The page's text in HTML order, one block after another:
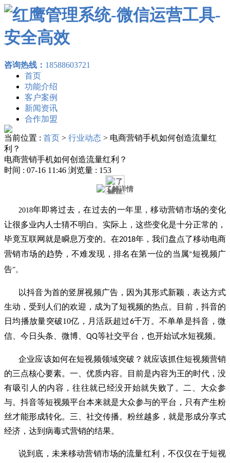
咨询热线： 18588603721
首页
功能介绍
客户案例
新闻资讯
合作加盟
当前位置 : 首页 > 行业动态 > 电商营销手机如何创造流量红
利？
电商营销手机如何创造流量红利？
时间 : 07-16 11:46 浏览量 : 153
2018年即将过去，在过去的一年里，移动营销市场的变化
让很多业内人士猜不明白。实际上，这些变化是十分正常的，
毕竟互联网就是瞬息万变的。在2018年，我们盘点了移动电商
营销市场的趋势，不难发现，排名在第一位的当属”短视频广
告”。
以抖音为首的竖屏视频广告，因为其形式新颖，表达方式
生动，受到人们的欢迎，成为了短视频的热点。目前，抖音的
日均播放量突破10亿，月活跃超过6千万。不单单是抖音，微
信、今日头条、微博、 QQ等社交平台，也开始试水短视频。
企业应该如何在短视频领域突破？就应该抓住短视频营销
的三点核心要素。一、优质内容。目前是内容为王的时代，没
有吸引人的内容，往往就已经没开始就失败了。二、大众参
与。抖音等短视频平台本来就是大众参与的平台，只有产生粉
丝才能形成转化。三、社交传播。粉丝越多，就是形成分享式
经济，达到病毒式营销的结果。
说到底，未来移动营销市场的流量红利，不仅仅在于短视